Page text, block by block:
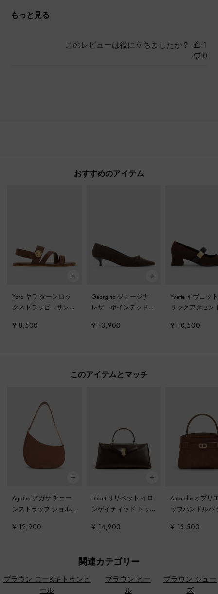
もっと見る
このレビューは役に立ちましたか？
1
0
おすすめのアイテム
Yara ヤラ ターンロッ
クストラッピーサンダ
¥ 8,500
Georgina ジョージナ
レザーポインテッドト
ンプス -ダークブラウ
¥ 13,900
Yvette イヴェッ
リックアクセン
ダークブラウン
¥ 10,500
このアイテムとマッチ
Agatha アガサ チェー
ンストラップ ショル
ート
¥ 12,900
Lilibet リリベット イロ
ンゲイティッド トッ
スプレッソブラウン
¥ 14,900
Aubrielle オブリ
ップハンドルバ
¥ 13,500
関連カテゴリー
ブラウン ロー&キトゥンヒ
ール
ブラウン ヒー
ル
ブラウン シュー
ズ